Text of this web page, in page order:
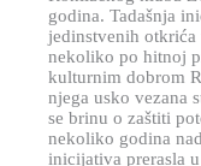
godina. Tadašnja
jedinstvenih
nekoliko po hitnoj
kulturnim dobrom
njega usko vezana
se brinu o zaštiti
nekoliko godina
inicijativa prerasla